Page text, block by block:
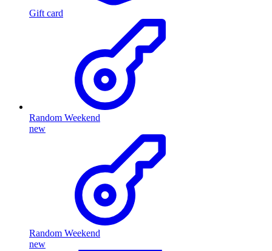
Gift card
Random Weekend
new
Random Weekend
new